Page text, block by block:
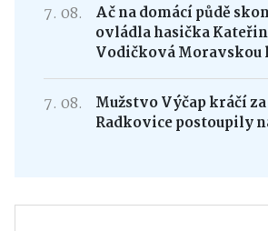
7. 08.
Ač na domácí půdě
ovládla hasička
Vodičková Moravskou
7. 08.
Mužstvo Výčap kráčí
Radkovice postoupily